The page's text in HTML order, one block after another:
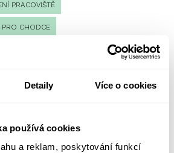
Detaily Více o cookies
používá cookies
a reklam, poskytování funkcí
PRACOVIŠTĚ
PRO CHODCE